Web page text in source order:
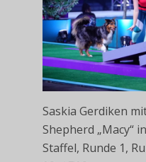
Saskia Gerdiken
Shepherd „Macy“
Staffel, Runde 1,